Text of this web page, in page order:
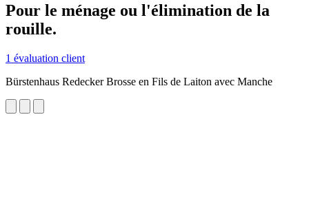
Pour le ménage ou l'élimination de la
rouille.
1 évaluation client
Bürstenhaus Redecker Brosse en Fils de Laiton avec Manche